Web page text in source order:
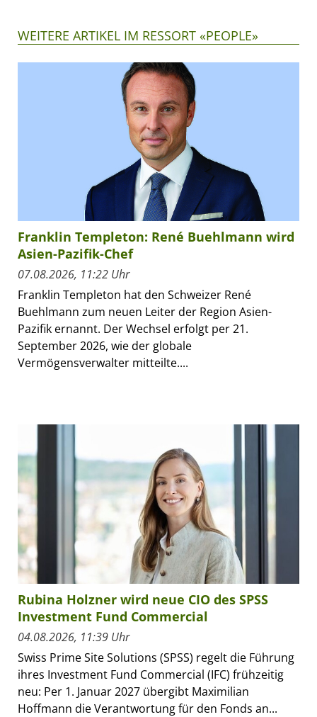
WEITERE ARTIKEL IM RESSORT «PEOPLE»
Franklin Templeton: René Buehlmann wird
Asien-Pazifik-Chef
07.08.2026, 11:22 Uhr
Franklin Templeton hat den Schweizer René
Buehlmann zum neuen Leiter der Region Asien-
Pazifik ernannt. Der Wechsel erfolgt per 21.
September 2026, wie der globale
Vermögensverwalter mitteilte....
Rubina Holzner wird neue CIO des SPSS
Investment Fund Commercial
04.08.2026, 11:39 Uhr
Swiss Prime Site Solutions (SPSS) regelt die Führung
ihres Investment Fund Commercial (IFC) frühzeitig
neu: Per 1. Januar 2027 übergibt Maximilian
Hoffmann die Verantwortung für den Fonds an...